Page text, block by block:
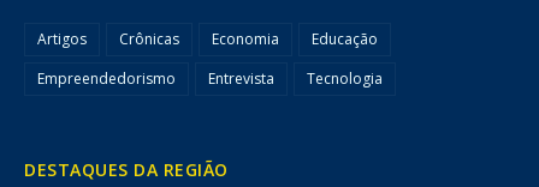
Artigos Crônicas Economia
Educação
Empreendedorismo
Entrevista Tecnologia
DESTAQUES DA REGIÃO